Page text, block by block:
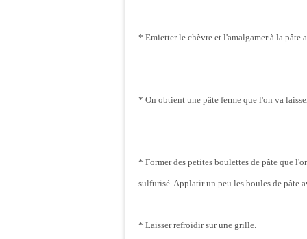
* Emietter le chèvre et l'amalgamer à la pâte
* On obtient une pâte ferme que l'on va
* Former des petites boulettes de pâte que
sulfurisé. Applatir un peu les boules de pâte
* Laisser refroidir sur une grille.